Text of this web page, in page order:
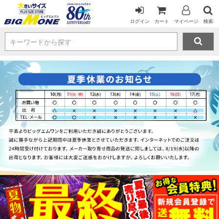
ログイン カート マイページ 検索
キーワードから探す